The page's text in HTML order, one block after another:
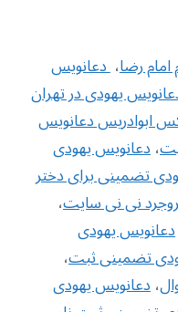
رضا،‌ دعانویس
یهودی در تهران
ابوادریس دعانویس
،دعانویس یهودی
تضمینی برای دختر
نی نی سایت،
دعانویس یهودی
تضمینی ثبت،
،دعانویس یهودی